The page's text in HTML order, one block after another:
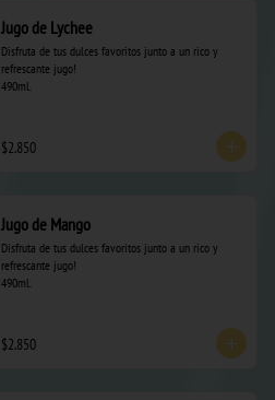
Jugo de Lychee
Disfruta de tus dulces favoritos junto a un rico y
refrescante jugo!
490ml.
$2.850
Jugo de Mango
Disfruta de tus dulces favoritos junto a un rico y
refrescante jugo!
490ml.
$2.850